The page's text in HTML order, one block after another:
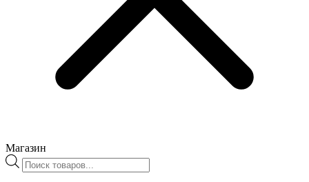
Магазин
Поиск
товаров